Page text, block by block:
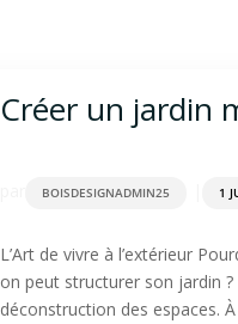
Créer un jardin
BOISDESIGNADMIN25 1
L’Art de vivre à l’extérieur
on peut structurer son jardin
déconstruction des espaces.